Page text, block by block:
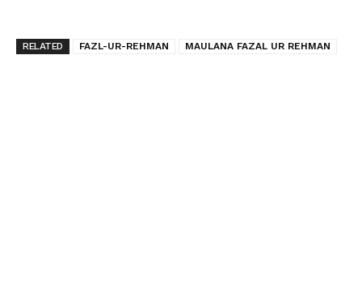
RELATED FAZL-UR-REHMAN MAULANA FAZAL UR REHMAN